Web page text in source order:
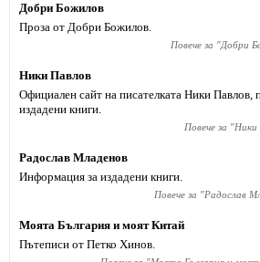
Добри Божилов
Проза от Добри Божилов.
Повече за "Добри
Ники Павлов
Официален сайт на писателката Ники Павлов,
издадени книги.
Повече за "Ники
Радослав Младенов
Информация за издадени книги.
Повече за "Радослав
Моята България и моят Китай
Пътеписи от Петко Хинов.